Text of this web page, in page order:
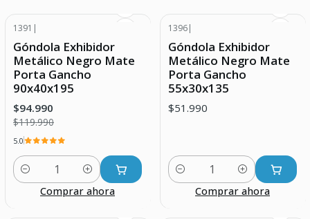
1391 |
Góndola Exhibidor
Metálico Negro Mate
Porta Gancho
90x40x195
$94.990
$119.990
5.0
Cantidad
Comprar ahora
1396|
Góndola Exhibidor
Metálico Negro Mate
Porta Gancho
55x30x135
$51.990
Cantidad
Comprar ahora